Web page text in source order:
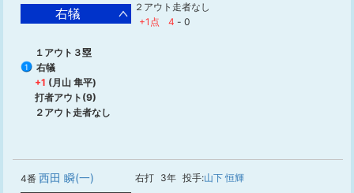
右犠
２アウト走者なし
+1点
4 - 0
１アウト３塁
1
右犠
+1 (月山 隼平)
打者アウト(9)
２アウト走者なし
4番 西田 瞬(一) 右打 3年 投手:山下 恒輝